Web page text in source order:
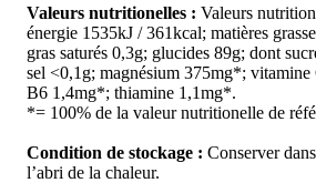
Valeurs nutritionelles : Valeurs
énergie 1535kJ / 361kcal; matières
gras saturés 0,3g; glucides 89g; dont
sel <0,1g; magnésium 375mg*;
B6 1,4mg*; thiamine 1,1mg*.
*= 100% de la valeur nutritionelle de
Condition de stockage : Conserver
l’abri de la chaleur.